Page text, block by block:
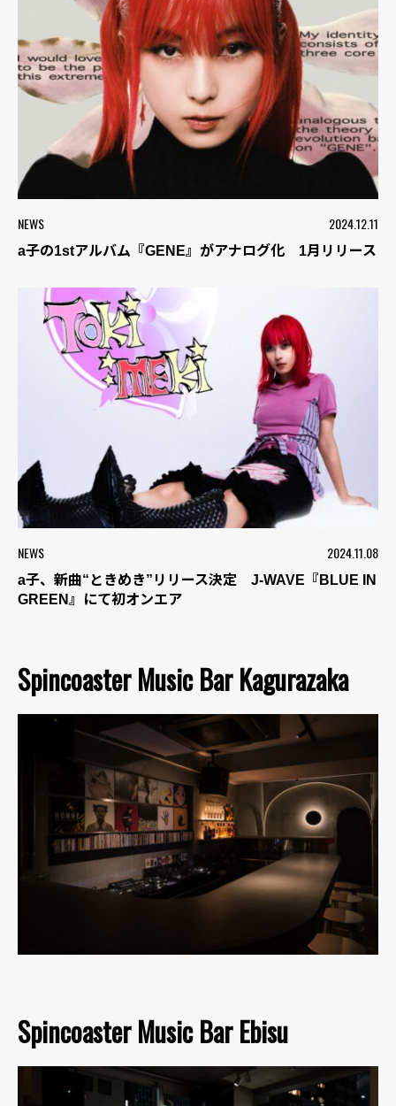
NEWS 2024.12.11
a子の1stアルバム『GENE』がアナログ化 1月リリース
NEWS 2024.11.08
a子、新曲“ときめき”リリース決定 J-WAVE『BLUE IN
GREEN』にて初オンエア
Spincoaster Music Bar Kagurazaka
Spincoaster Music Bar Ebisu